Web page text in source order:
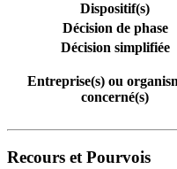
Dispositif(s)
Décision de phase
Décision simplifiée
Entreprise(s) ou
concerné(s)
Recours et Pourvois